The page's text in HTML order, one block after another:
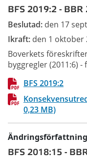
BFS 2019:2 - BBR
Beslutad: den 17
Ikraft: den 1 oktober
Boverkets
byggregler (2011:6)
BFS 2019:2
0,23 MB)
Ändringsförfattning
BFS 2018:15 -